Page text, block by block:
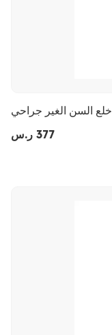
خلع السن الغير جراحي
377 ر.س